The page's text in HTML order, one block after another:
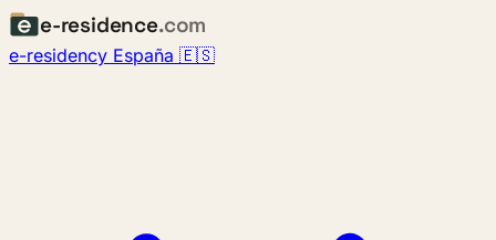
e-residence.com
e-residency España 🇪🇸